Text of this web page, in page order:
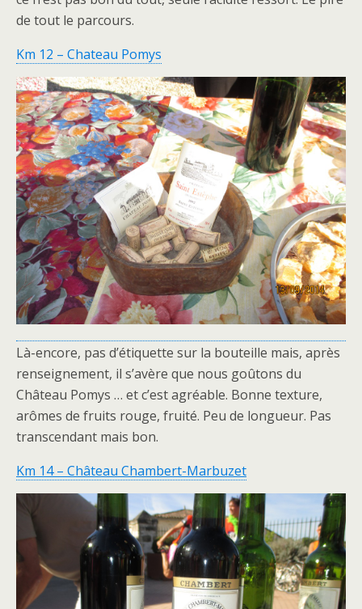
de tout le parcours.
Km 12 – Chateau Pomys
Là-encore, pas d’étiquette sur la bouteille mais, après
renseignement, il s’avère que nous goûtons du
Château Pomys … et c’est agréable. Bonne texture,
arômes de fruits rouge, fruité. Peu de longueur. Pas
transcendant mais bon.
Km 14 – Château Chambert-Marbuzet